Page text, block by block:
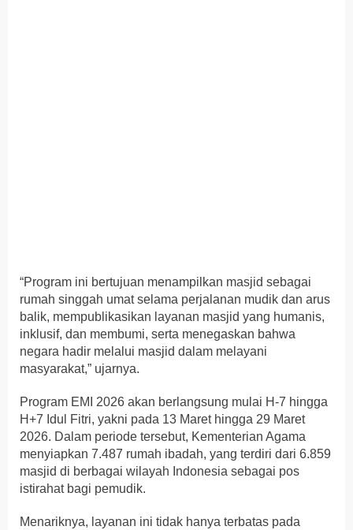
“Program ini bertujuan menampilkan masjid sebagai
rumah singgah umat selama perjalanan mudik dan arus
balik, mempublikasikan layanan masjid yang humanis,
inklusif, dan membumi, serta menegaskan bahwa
negara hadir melalui masjid dalam melayani
masyarakat,” ujarnya.
Program EMI 2026 akan berlangsung mulai H-7 hingga
H+7 Idul Fitri, yakni pada 13 Maret hingga 29 Maret
2026. Dalam periode tersebut, Kementerian Agama
menyiapkan 7.487 rumah ibadah, yang terdiri dari 6.859
masjid di berbagai wilayah Indonesia sebagai pos
istirahat bagi pemudik.
Menariknya, layanan ini tidak hanya terbatas pada